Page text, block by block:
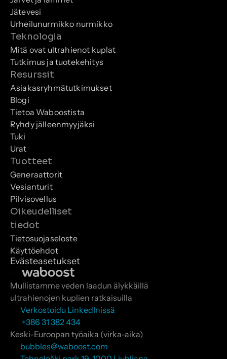
Mullistamme veden laadun älykkäillä
ultrahienojen kuplien ratkaisuilla
Verkostoidu LinkedInissä
+386 31 382 434
Keski-Euroopan työaika (virka-aika)
bubbles@waboost.com
Jätevesi
Urheilunurmikko nurmikko
Teknologia
Mitä ovat ultrahienot kuplat
Tutkimus ja tuotekehitys
Resurssit
Asiakasryhmätutkimukset
Blogi
Tietoa Waboostista
Ryhdy jälleenmyyjäksi
Tuki
Urat
Tuotteet
Generaattorit
Vesianturit
Pilvisovellus
Oikeudelliset
tiedot
Tietosuojaseloste
Käyttöehdot
Evästeasetukset